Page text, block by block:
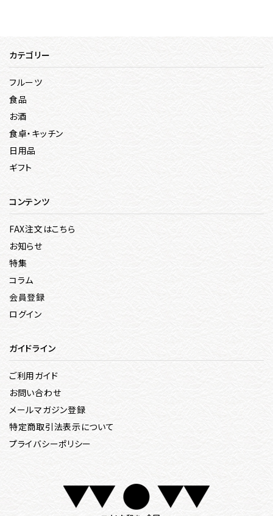
カテゴリー
フルーツ
食品
お酒
食卓・キッチン
日用品
ギフト
コンテンツ
FAX注文はこちら
お知らせ
特集
コラム
会員登録
ログイン
ガイドライン
ご利用ガイド
お問い合わせ
メールマガジン登録
特定商取引法表示について
プライバシーポリシー